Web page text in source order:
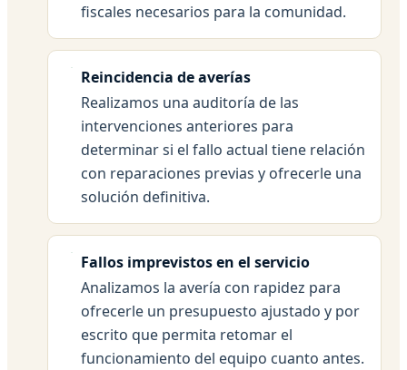
fiscales necesarios para la comunidad.
Reincidencia de averías
Realizamos una auditoría de las
intervenciones anteriores para
determinar si el fallo actual tiene relación
con reparaciones previas y ofrecerle una
solución definitiva.
Fallos imprevistos en el servicio
Analizamos la avería con rapidez para
ofrecerle un presupuesto ajustado y por
escrito que permita retomar el
funcionamiento del equipo cuanto antes.